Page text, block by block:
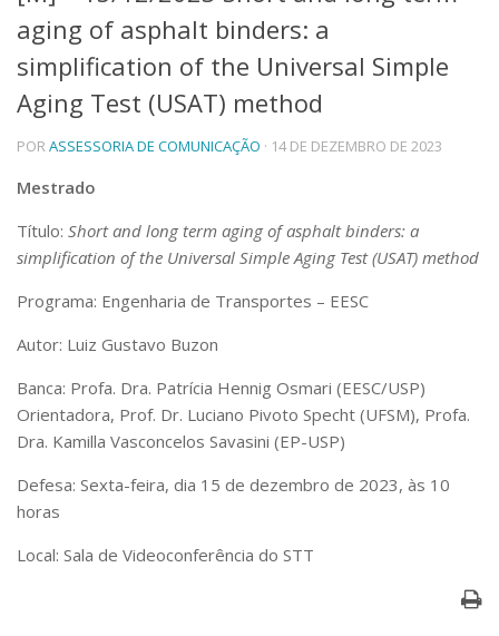
Telefones e Mapas
Pessoas
Ensino
Graduação
Educação a distância
Cursos de Extensão
Linhas de Pesquisa
Centros, Núcleos e Projetos em Rede
Pós-doutorado
Iniciação Científica
Transferência de Tecnologia
Extensão à Comunidade
Projetos, Programas e Cursos
Artes, Cultura e Esportes
Museus e Espaços Interativos
Serviços
Apoio ao Estudante
aging of asphalt binders: a
simplification of the Universal Simple
Aging Test (USAT) method
PORASSESSORIA DE COMUNICAÇÃO · 14 DE DEZEMBRO DE 2023
Mestrado
Título: Short and long term aging of asphalt binders: a
simplification of the Universal Simple Aging Test (USAT) method
Programa: Engenharia de Transportes – EESC
Autor: Luiz Gustavo Buzon
Banca: Profa. Dra. Patrícia Hennig Osmari (EESC/USP)
Orientadora, Prof. Dr. Luciano Pivoto Specht (UFSM), Profa.
Dra. Kamilla Vasconcelos Savasini (EP-USP)
Defesa: Sexta-feira, dia 15 de dezembro de 2023, às 10
horas
Local: Sala de Videoconferência do STT